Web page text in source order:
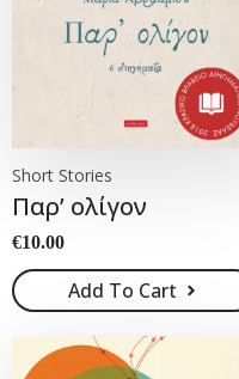
Short Stories
Παρ’ ολίγον
€10.00
Add To Cart